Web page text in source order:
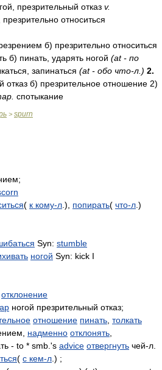
презрительный отказ v.
презрительно относиться
б) презрительно относиться
б) пинать, ударять ногой (at - по
запинаться (at - обо что-л.) 2.
отказ б) презрительное отношение 2)
спотыкание
> spurn
( к кому-л .), попирать( что-л .)
Syn: stumble
ногой Syn: kick I
отклонение
ногой презрительный отказ;
отношение пинать толкать
надменно отклонять
- to * smb.'s advice отвергнуть чей-л.
( с кем-л .) ;